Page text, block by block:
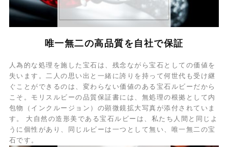
唯一無二の高品質を自社で保証
人為的な処理を施した宝石は、残念ながら宝石としての価値を
失います。二人の思い出と一緒に誇りを持って何世代も受け継
ぐことができるのは、変わらない価値のある宝石ルビーだから
こそ。モリスルビーの品質保証書には、無処理の根拠として内
包物（インクルージョン）の顕微鏡拡大写真が添付されていま
す。 大自然の造形美である宝石ルビーは、私たち人間と同じよ
うに個性があり、同じルビーは一つとして無い、唯一無二の宝
石です。